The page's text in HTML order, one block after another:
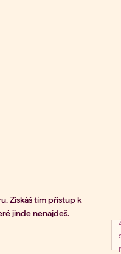
Získáš tím přístup k
jinde nenajdeš.